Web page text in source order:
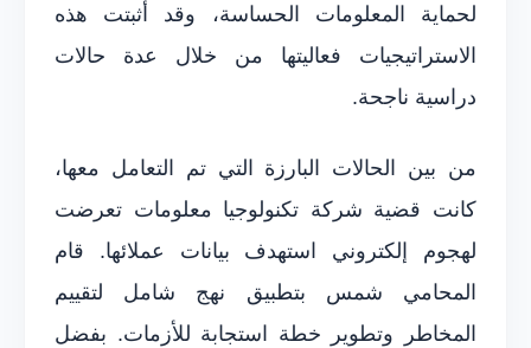
لحماية المعلومات الحساسة، وقد أثبتت هذه
الاستراتيجيات فعاليتها من خلال عدة حالات
دراسية ناجحة.
من بين الحالات البارزة التي تم التعامل معها،
كانت قضية شركة تكنولوجيا معلومات تعرضت
لهجوم إلكتروني استهدف بيانات عملائها. قام
المحامي شمس بتطبيق نهج شامل لتقييم
المخاطر وتطوير خطة استجابة للأزمات. بفضل